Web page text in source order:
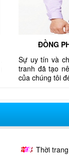
ĐỒNG
Sự uy tín và
tranh đã tạo
của chúng tôi
Thời